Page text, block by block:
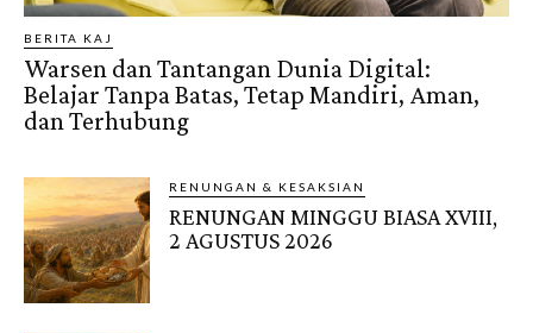
BERITA KAJ
Warsen dan Tantangan Dunia Digital:
Belajar Tanpa Batas, Tetap Mandiri, Aman,
dan Terhubung
RENUNGAN & KESAKSIAN
RENUNGAN MINGGU BIASA XVIII,
2 AGUSTUS 2026